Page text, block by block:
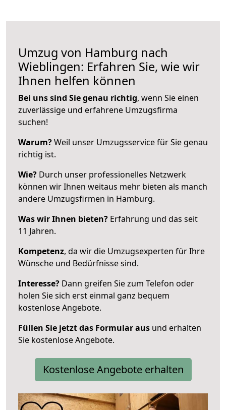
Umzug von Hamburg nach
Wieblingen: Erfahren Sie, wie wir
Ihnen helfen können
Bei uns sind Sie genau richtig, wenn Sie einen
zuverlässige und erfahrene Umzugsfirma
suchen!
Warum?Weil unser Umzugsservice für Sie genau
richtig ist.
Wie? Durch unser professionelles Netzwerk
können wir Ihnen weitaus mehr bieten als manch
andere Umzugsfirmen in Hamburg.
Was wir Ihnen bieten? Erfahrung und das seit
11 Jahren.
Kompetenz, da wir die Umzugsexperten für Ihre
Wünsche und Bedürfnisse sind.
Interesse? Dann greifen Sie zum Telefon oder
holen Sie sich erst einmal ganz bequem
kostenlose Angebote.
Füllen Sie jetzt das Formular aus und erhalten
Sie kostenlose Angebote.
Kostenlose Angebote erhalten